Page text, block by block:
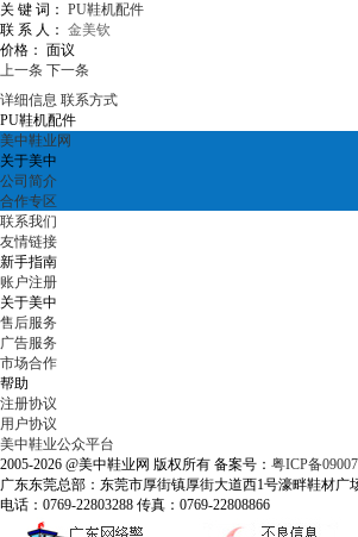
关 键 词： PU鞋机配件
联 系 人： 金美钦
价格： 面议
上一条 下一条
详细信息 联系方式
PU鞋机配件
美中鞋业网
关于美中
公司简介
合作专区
联系我们
友情链接
新手指南
账户注册
关于美中
售后服务
广告服务
市场合作
帮助
注册协议
用户协议
美中鞋业公众平台
2005-2026 @美中鞋业网 版权所有 备案号： 粤ICP备
广东东莞总部：东莞市厚街镇厚街大道西1号濠畔鞋材广
电话：0769-22803288 传真：0769-22808866